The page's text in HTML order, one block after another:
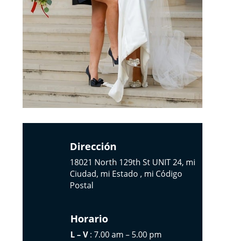
Dirección
18021 North 129th St UNIT 24, mi
Ciudad, mi Estado , mi Código
Postal
Horario
L – V: 7.00 am – 5.00 pm